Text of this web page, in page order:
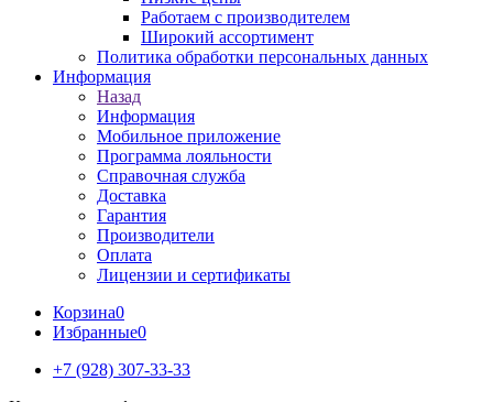
Работаем с производителем
Широкий ассортимент
Политика обработки персональных данных
Информация
Назад
Информация
Мобильное приложение
Программа лояльности
Справочная служба
Доставка
Гарантия
Производители
Оплата
Лицензии и сертификаты
Корзина0
Избранные0
+7 (928) 307-33-33